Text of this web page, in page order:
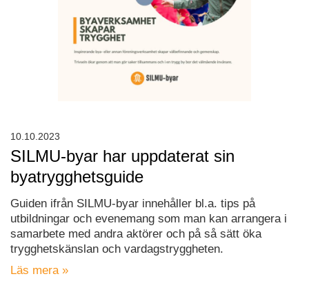
SILMU-byar har uppdaterat sin
byatrygghetsguide
Guiden ifrån SILMU-byar innehåller bl.a. tips på
utbildningar och evenemang som man kan arrangera i
samarbete med andra aktörer och på så sätt öka
trygghetskänslan och vardagstryggheten.
Läs mera »
10.10.2023